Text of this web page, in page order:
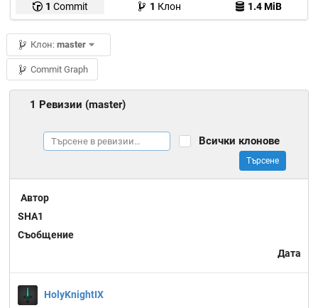
1 Commit 1 Клон 1.4 MiB
Клон: master
Commit Graph
1 Ревизии (master)
Всички клонове
Търсене
Автор
SHA1
Съобщение
Дата
HolyKnightIX